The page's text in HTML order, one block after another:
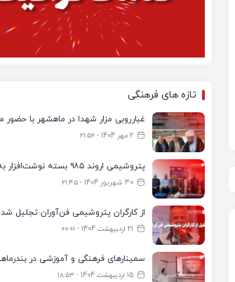
تازه های فرهنگی
2 مهر 1404 - ۲۱:۵۶
30 شهریور 1404 - ۲۱:۴۵
از کارگران پتروشیمی فن‌آوران تجلیل شد
21 اردیبهشت 1404 - ۰۰:۰۱
15 اردیبهشت 1404 - ۱۸:۵۳